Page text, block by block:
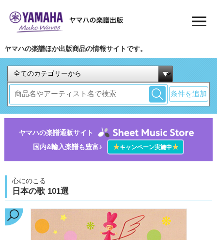
ヤマハの楽譜ほか出版商品の情報サイトです。
条件を追加
ヤマハの楽譜通販サイト
国内&輸入楽譜も豊富♪
★キャンペーン実施中★
心にのこる
日本の歌 101選